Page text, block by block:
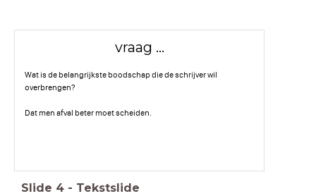
vraag ...
Wat is de belangrijkste boodschap die de schrijver wil
overbrengen?
Dat men afval beter moet scheiden.
Slide 4 - Tekstslide